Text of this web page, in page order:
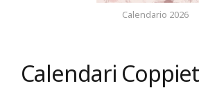
Calendario 2026
Calendari